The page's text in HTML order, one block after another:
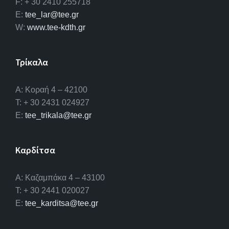
F: + 30 2410 255718
E: tee_lar@tee.gr
W: www.tee-kdth.gr
Τρίκαλα
Α: Κοραή 4 – 42100
T: + 30 2431 024927
E: tee_trikala@tee.gr
Καρδίτσα
Α: Καζαμπάκα 4 – 43100
T: + 30 2441 020027
E: tee_karditsa@tee.gr